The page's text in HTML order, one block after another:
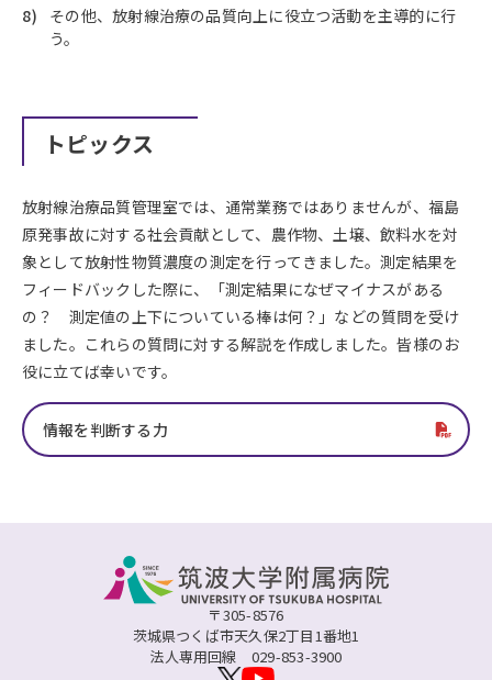
その他、放射線治療の品質向上に役立つ活動を主導的に行
う。
トピックス
放射線治療品質管理室では、通常業務ではありませんが、福島
原発事故に対する社会貢献として、農作物、土壌、飲料水を対
象として放射性物質濃度の測定を行ってきました。測定結果を
フィードバックした際に、「測定結果になぜマイナスがある
の？ 測定値の上下についている棒は何？」などの質問を受け
ました。これらの質問に対する解説を作成しました。皆様のお
役に立てば幸いです。
情報を判断する力
〒305-8576
茨城県つくば市天久保2丁目1番地1
法人専用回線 029-853-3900